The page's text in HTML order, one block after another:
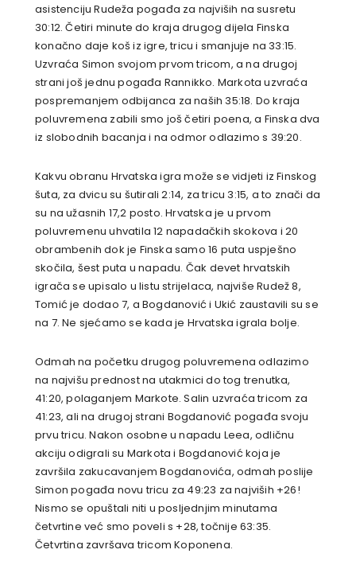
asistenciju Rudeža pogađa za najviših na susretu
30:12. Četiri minute do kraja drugog dijela Finska
konačno daje koš iz igre, tricu i smanjuje na 33:15.
Uzvraća Simon svojom prvom tricom, a na drugoj
strani još jednu pogađa Rannikko. Markota uzvraća
pospremanjem odbijanca za naših 35:18. Do kraja
poluvremena zabili smo još četiri poena, a Finska dva
iz slobodnih bacanja i na odmor odlazimo s 39:20.
Kakvu obranu Hrvatska igra može se vidjeti iz Finskog
šuta, za dvicu su šutirali 2:14, za tricu 3:15, a to znači da
su na užasnih 17,2 posto. Hrvatska je u prvom
poluvremenu uhvatila 12 napadačkih skokova i 20
obrambenih dok je Finska samo 16 puta uspješno
skočila, šest puta u napadu. Čak devet hrvatskih
igrača se upisalo u listu strijelaca, najviše Rudež 8,
Tomić je dodao 7, a Bogdanović i Ukić zaustavili su se
na 7. Ne sjećamo se kada je Hrvatska igrala bolje.
Odmah na početku drugog poluvremena odlazimo
na najvišu prednost na utakmici do tog trenutka,
41:20, polaganjem Markote. Salin uzvraća tricom za
41:23, ali na drugoj strani Bogdanović pogađa svoju
prvu tricu. Nakon osobne u napadu Leea, odličnu
akciju odigrali su Markota i Bogdanović koja je
završila zakucavanjem Bogdanovića, odmah poslije
Simon pogađa novu tricu za 49:23 za najviših +26!
Nismo se opuštali niti u posljednjim minutama
četvrtine već smo poveli s +28, točnije 63:35.
Četvrtina završava tricom Koponena.